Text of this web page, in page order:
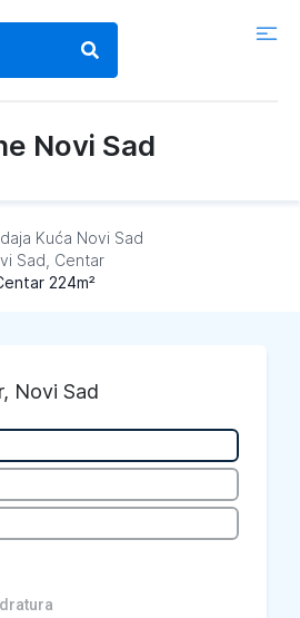
Novi Sad
Kuća Novi Sad
Sad, Centar
224m²
, Novi Sad